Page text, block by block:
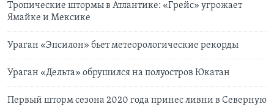
Тропические штормы в Атлантике: «Грейс» угрожает
Ямайке и Мексике
Ураган «Эпсилон» бьет метеорологические рекорды
Ураган «Дельта» обрушился на полуостров Юкатан
Первый шторм сезона 2020 года принес ливни в Северную